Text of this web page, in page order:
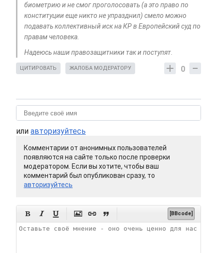
биометрию и не смог проголосовать (а это право по
конституции еще никто не упразднил) смело можно
подавать коллективный иск на КР в Европейский суд по
правам человека.
Надеюсь наши правозащитники так и поступят.
0
ЦИТИРОВАТЬ ЖАЛОБА МОДЕРАТОРУ
или авторизуйтесь
Комментарии от анонимных пользователей
появляются на сайте только после проверки
модератором. Если вы хотите, чтобы ваш
комментарий был опубликован сразу, то
авторизуйтесь
      [BBcode]